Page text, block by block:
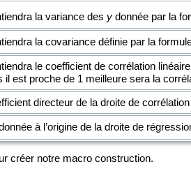
la variance des y donnée par la
la covariance définie par la
le coefficient de corrélation
il est proche de 1 meilleure sera la
directeur de la droite de
à l’origine de la droite de
créer notre macro construction.